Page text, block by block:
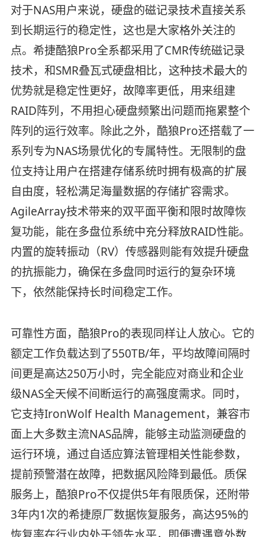
对于NAS用户来说，硬盘的磁记录技术直接关系
到长期运行的稳定性，这也是大家格外关注的
点。希捷酷狼Pro全系都采用了CMR传统磁记录
技术，和SMR叠瓦式硬盘相比，这种技术最大的
优势就是稳定性更好，故障率更低，用来组建
RAID阵列，不用担心硬盘频繁出问题而拖累整个
阵列的运行效率。除此之外，酷狼Pro还搭载了一
系列专为NAS场景优化的专属特性。无限制的盘
位支持让用户在搭建存储系统时拥有极高的扩展
自由度，轻松满足海量数据的存储扩容需求。
AgileArray技术带来的双平面平衡和限时故障恢
复功能，能在多盘位系统中充分释放RAID性能。
内置的旋转振动（RV）传感器则能有效提升硬盘
的抗振能力，确保在多盘同时运行的复杂环境
下，依然能保持长时间稳定工作。
可靠性方面，酷狼Pro的表现同样让人放心。它的
额定工作负载达到了550TB/年，平均故障间隔时
间更是高达250万小时，完全能应对商业和企业
级NAS全天候不间断运行的高强度需求。同时，
它支持IronWolf Health Management，兼容市
面上大多数主流NAS品牌，能够主动监测硬盘的
运行环境，通过自适应算法管理相关性能参数，
提前预警潜在故障，把数据风险降到最低。质保
服务上，酷狼Pro不仅提供5年有限质保，还附带
3年内1次的希捷原厂数据恢复服务，高达95%的